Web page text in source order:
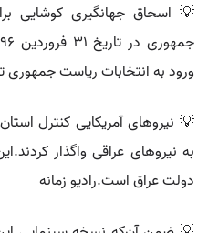
💡 اسحاق جهانگیری کوشایی
ورود به انتخابات ریاست
💡 نیروهای آمریکایی کنترل
به نیروهای عراقی واگذار
دولت عراق است.رادیو زمانه